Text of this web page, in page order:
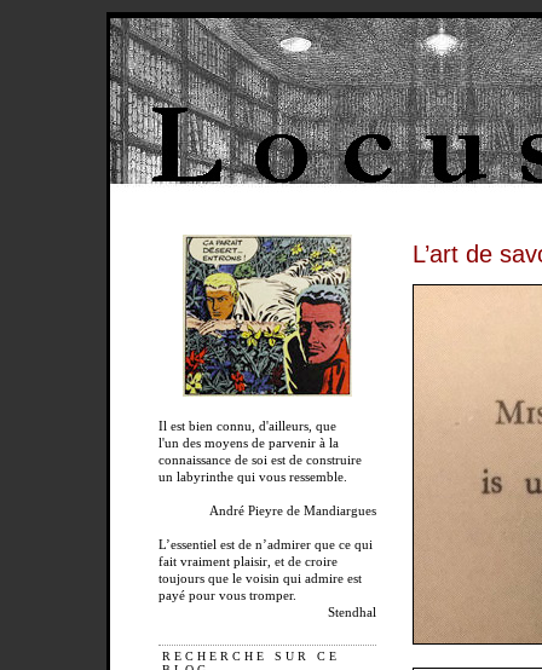
Il est bien connu, d'ailleurs, que
l'un des moyens de parvenir à la
connaissance de soi est de construire
un labyrinthe qui vous ressemble.
André Pieyre de Mandiargues
L’essentiel est de n’admirer que ce qui
fait vraiment plaisir, et de croire
toujours que le voisin qui admire est
payé pour vous tromper.
Stendhal
RECHERCHE SUR CE
L’art de